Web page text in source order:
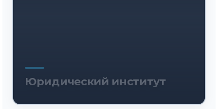
Юридический институт